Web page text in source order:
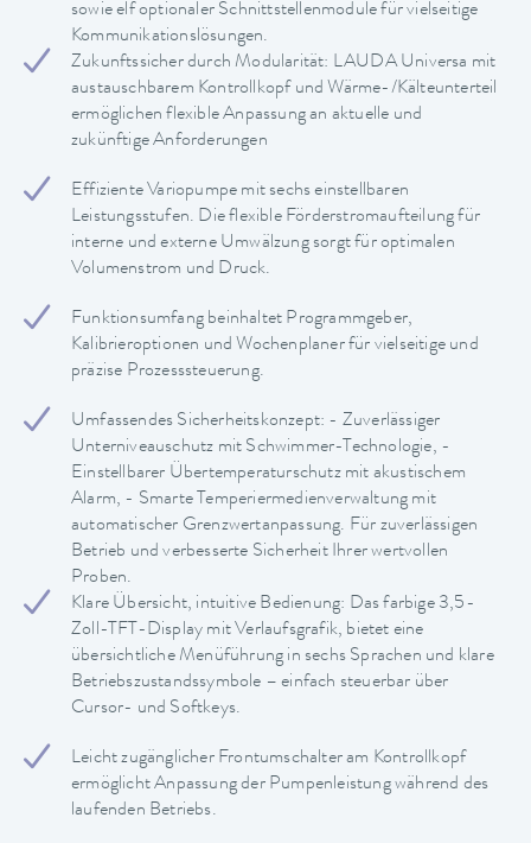
sowie elf optionaler Schnittstellenmodule für vielseitige
Kommunikationslösungen.
Zukunftssicher durch Modularität: LAUDA Universa mit
austauschbarem Kontrollkopf und Wärme-/Kälteunterteil
ermöglichen flexible Anpassung an aktuelle und
zukünftige Anforderungen
Effiziente Variopumpe mit sechs einstellbaren
Leistungsstufen. Die flexible Förderstromaufteilung für
interne und externe Umwälzung sorgt für optimalen
Volumenstrom und Druck.
Funktionsumfang beinhaltet Programmgeber,
Kalibrieroptionen und Wochenplaner für vielseitige und
präzise Prozesssteuerung.
Umfassendes Sicherheitskonzept: - Zuverlässiger
Unterniveauschutz mit Schwimmer-Technologie, -
Einstellbarer Übertemperaturschutz mit akustischem
Alarm, - Smarte Temperiermedienverwaltung mit
automatischer Grenzwertanpassung. Für zuverlässigen
Betrieb und verbesserte Sicherheit Ihrer wertvollen
Proben.
Klare Übersicht, intuitive Bedienung: Das farbige 3,5-
Zoll-TFT-Display mit Verlaufsgrafik, bietet eine
übersichtliche Menüführung in sechs Sprachen und klare
Betriebszustandssymbole – einfach steuerbar über
Cursor- und Softkeys.
Leicht zugänglicher Frontumschalter am Kontrollkopf
ermöglicht Anpassung der Pumpenleistung während des
laufenden Betriebs.